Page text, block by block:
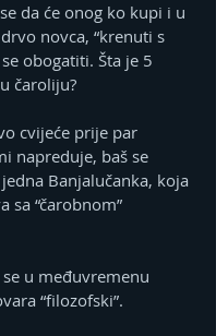
da će onog ko kupi i u
novca, “krenuti s
obogatiti. Šta je 5
čaroliju?
cvijeće prije par
napreduje, baš se
Banjalučanka, koja
sa “čarobnom”
u međuvremenu
“filozofski”.